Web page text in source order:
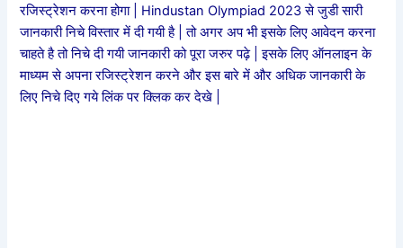
रजिस्ट्रेशन करना होगा | Hindustan Olympiad 2023 से जुडी सारी
जानकारी निचे विस्तार में दी गयी है | तो अगर अप भी इसके लिए आवेदन करना
चाहते है तो निचे दी गयी जानकारी को पूरा जरुर पढ़े | इसके लिए ऑनलाइन के
माध्यम से अपना रजिस्ट्रेशन करने और इस बारे में और अधिक जानकारी के
लिए निचे दिए गये लिंक पर क्लिक कर देखे |